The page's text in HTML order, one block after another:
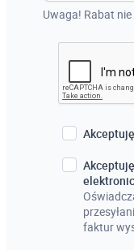
Uwaga! Rabat
Akceptuję
faktur
Szwecja
Holandia
Czechy